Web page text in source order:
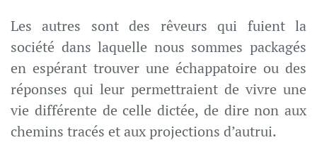
Les autres sont des rêveurs qui fuient la
société dans laquelle nous sommes packagés
en espérant trouver une échappatoire ou des
réponses qui leur permettraient de vivre une
vie différente de celle dictée, de dire non aux
chemins tracés et aux projections d’autrui.